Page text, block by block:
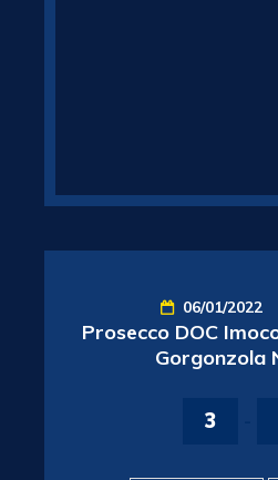
06/01/2022
Prosecco DOC
Gorgonzola
3